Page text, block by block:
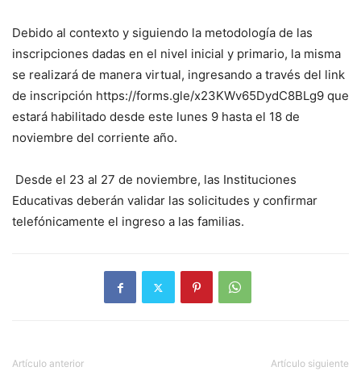
Debido al contexto y siguiendo la metodología de las
inscripciones dadas en el nivel inicial y primario, la misma
se realizará de manera virtual, ingresando a través del link
de inscripción https://forms.gle/x23KWv65DydC8BLg9 que
estará habilitado desde este lunes 9 hasta el 18 de
noviembre del corriente año.
Desde el 23 al 27 de noviembre, las Instituciones
Educativas deberán validar las solicitudes y confirmar
telefónicamente el ingreso a las familias.
Artículo anterior Artículo siguiente